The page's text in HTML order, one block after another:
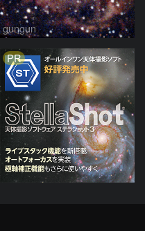
gungun
PR